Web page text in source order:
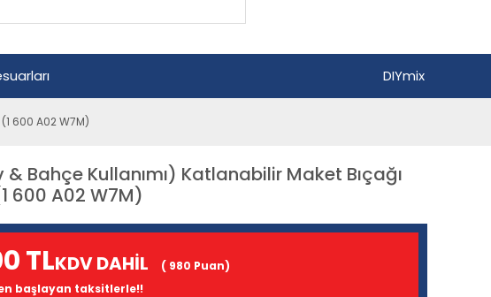
DIYmix
600 A02 W7M)
& Bahçe Kullanımı) Katlanabilir Maket Bıçağı
600 A02 W7M)
TLKDV DAHİL
( 980 Puan)
başlayan taksitlerle!!